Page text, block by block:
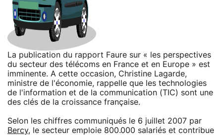
La publication du rapport Faure sur « les perspectives
du secteur des télécoms en France et en Europe » est
imminente. A cette occasion, Christine Lagarde,
ministre de l'économie, rappelle que les technologies
de l'information et de la communication (TIC) sont une
des clés de la croissance française.
Selon les chiffres communiqués le 6 juillet 2007 par
Bercy, le secteur emploie 800.000 salariés et contribue